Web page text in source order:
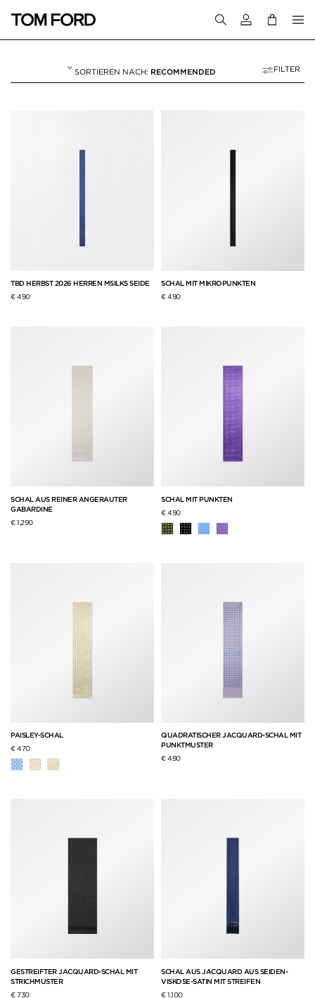
Melden Sie
RECOMMENDED FILTER
TBD HERBST 2026 HERREN MSILKS SEIDE
€ 490
SCHAL MIT MIKROPUNKTEN
€ 490
SCHAL AUS REINER ANGERAUTER
GABARDINE
€ 1,290
SCHAL MIT PUNKTEN
€ 490
PAISLEY-SCHAL
€ 470
QUADRATISCHER JACQUARD-SCHAL MIT
PUNKTMUSTER
€ 490
GESTREIFTER JACQUARD-SCHAL MIT
STRICHMUSTER
€ 730
SCHAL AUS JACQUARD AUS SEIDEN-
VISKOSE-SATIN MIT STREIFEN
€ 1,100